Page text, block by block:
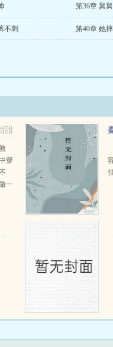
第36章 舅
不剩 第40章 她
甜
穿
一